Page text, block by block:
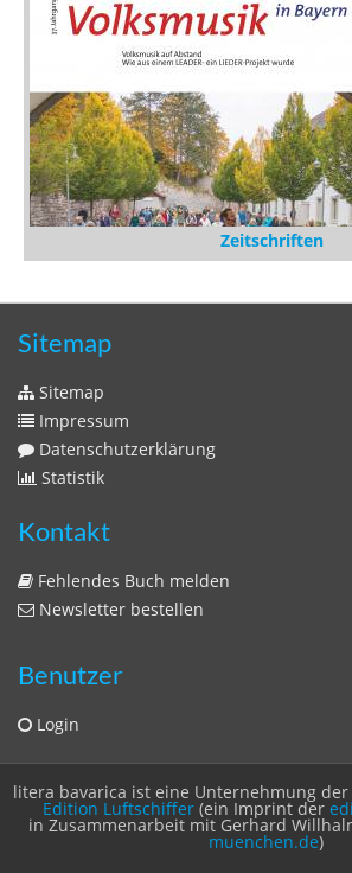
Zeitschriften
Sitemap
Sitemap
Impressum
Datenschutzerklärung
Statistik
Kontakt
Fehlendes Buch melden
Newsletter bestellen
Benutzer
Login
litera bavarica ist eine Unternehmung der
Edition Luftschiffer(ein Imprint der
in Zusammenarbeit mit Gerhard
muenchen.de)